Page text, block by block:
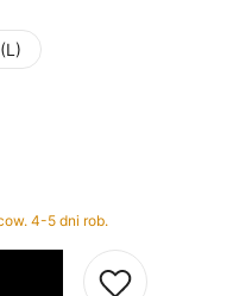
4-5 dni rob.